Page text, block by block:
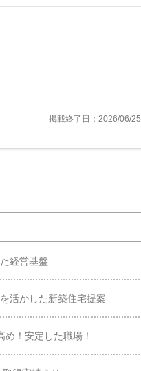
掲載終了日：2026/06/25
経営基盤
活かした新築住宅提案
！安定した職場！